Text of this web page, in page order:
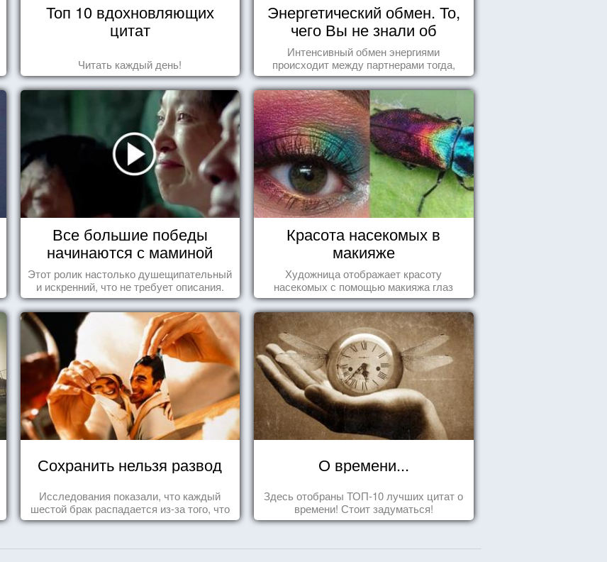
Топ 10 вдохновляющих
цитат
Читать каждый день!
Энергетический обмен. То,
чего Вы не знали об
отношениях
Интенсивный обмен энергиями
происходит между партнерами тогда,
когда они испытывают симпатию друг к
другу...
Все большие победы
начинаются с маминой
колыбели
Этот ролик настолько душещипательный
и искренний, что не требует описания.
Красота насекомых в
макияже
Художница отображает красоту
насекомых с помощью макияжа глаз
Сохранить нельзя развод
Исследования показали, что каждый
шестой брак распадается из-за того, что
одного из супругов не устраивает та
О времени...
Здесь отобраны ТОП-10 лучших цитат о
времени! Стоит задуматься!